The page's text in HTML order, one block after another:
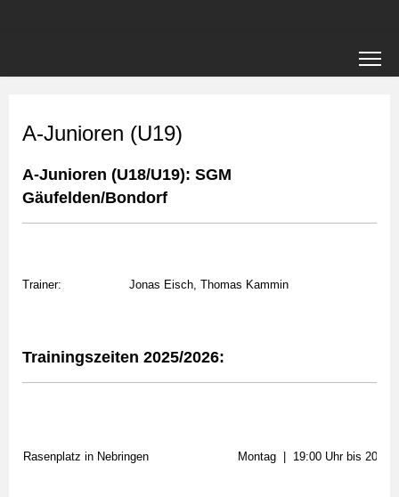
A-Junioren (U19)
A-Junioren (U18/U19): SGM
Gäufelden/Bondorf
Trainer: Jonas Eisch, Thomas Kammin
Trainingszeiten 2025/2026:
Rasenplatz in Nebringen Montag | 19:00 Uhr bis 20:30